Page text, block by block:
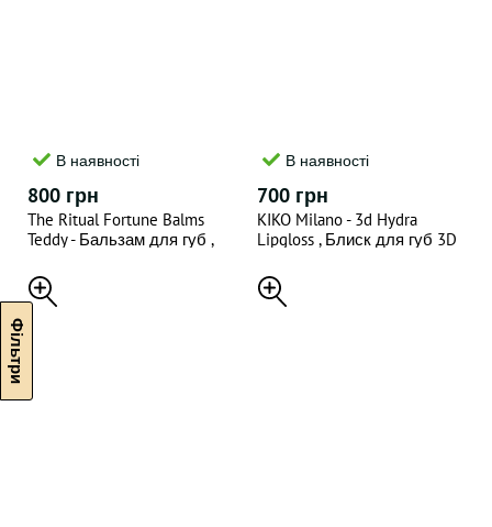
В наявності
800 грн
The Ritual Fortune Balms
Teddy - Бальзам для губ ,
В наявності
700 грн
KIKO Milano - 3d Hydra
Lipgloss , Блиск для губ 3D